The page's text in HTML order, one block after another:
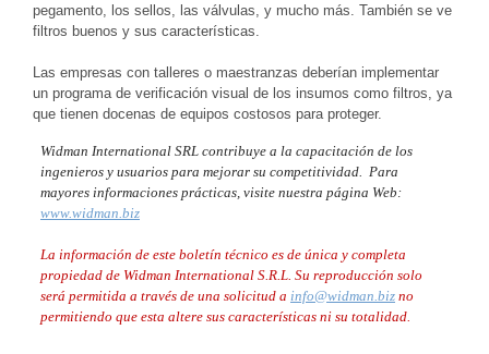
pegamento, los sellos, las válvulas, y mucho más. También se ve
filtros buenos y sus características.
Las empresas con talleres o maestranzas deberían implementar
un programa de verificación visual de los insumos como filtros, ya
que tienen docenas de equipos costosos para proteger.
Widman International SRL contribuye a la capacitación de los
ingenieros y usuarios para mejorar su competitividad. Para
mayores informaciones prácticas, visite nuestra página Web:
www.widman.biz
La información de este boletín técnico es de única y completa
propiedad de Widman International S.R.L. Su reproducción solo
será permitida a través de una solicitud a info@widman.biz no
permitiendo que esta altere sus características ni su totalidad.